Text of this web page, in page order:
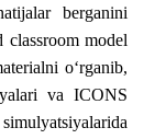
berganini
classroom model
o‘rganib,
va ICONS